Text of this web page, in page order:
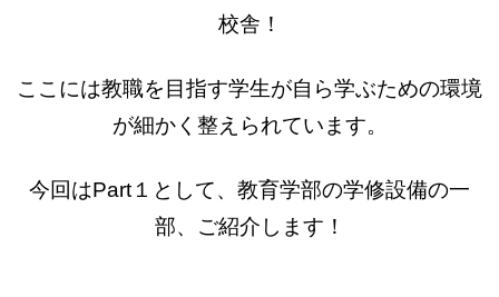
校舎！
ここには教職を目指す学生が自ら学ぶための環境
が細かく整えられています。
今回はPart１として、教育学部の学修設備の一
部、ご紹介します！